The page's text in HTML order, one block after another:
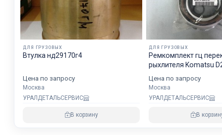
ДЛЯ ГРУЗОВЫХ
Втулка нд29170г4
Цена по запросу
Москва
УРАЛДЕТАЛЬСЕРВИС
В корзину
ДЛЯ ГРУЗОВЫХ
Ремкомплект гц
рыхлителя Komatsu
Цена по запросу
Москва
УРАЛДЕТАЛЬСЕРВИС
В